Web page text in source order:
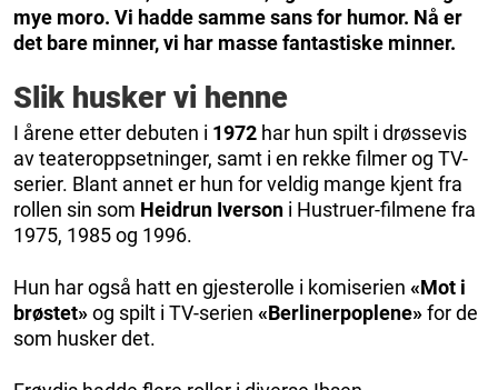
mye moro. Vi hadde samme sans for humor. Nå er
det bare minner, vi har masse fantastiske minner.
Slik husker vi henne
I årene etter debuten i 1972 har hun spilt i drøssevis
av teateroppsetninger, samt i en rekke filmer og TV-
serier. Blant annet er hun for veldig mange kjent fra
rollen sin som Heidrun Iverson i Hustruer-filmene fra
1975, 1985 og 1996.
Hun har også hatt en gjesterolle i komiserien «Mot i
brøstet»og spilt i TV-serien «Berlinerpoplene»for de
som husker det.